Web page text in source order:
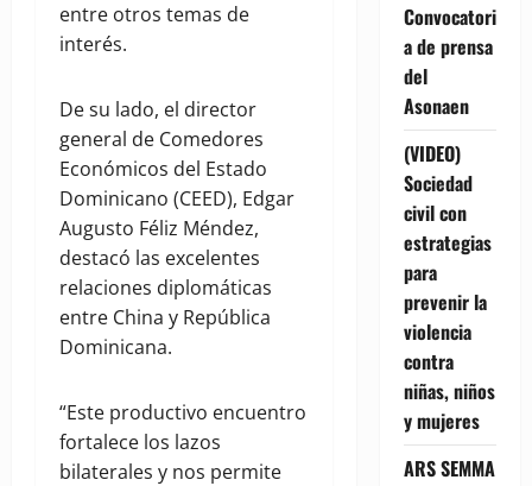
entre otros temas de
interés.
De su lado, el director
general de Comedores
Económicos del Estado
Dominicano (CEED), Edgar
Augusto Féliz Méndez,
destacó las excelentes
relaciones diplomáticas
entre China y República
Dominicana.
“Este productivo encuentro
fortalece los lazos
bilaterales y nos permite
Convocatori
a de prensa
del
Asonaen
(VIDEO)
Sociedad
civil con
estrategias
para
prevenir la
violencia
contra
niñas, niños
y mujeres
ARS SEMMA